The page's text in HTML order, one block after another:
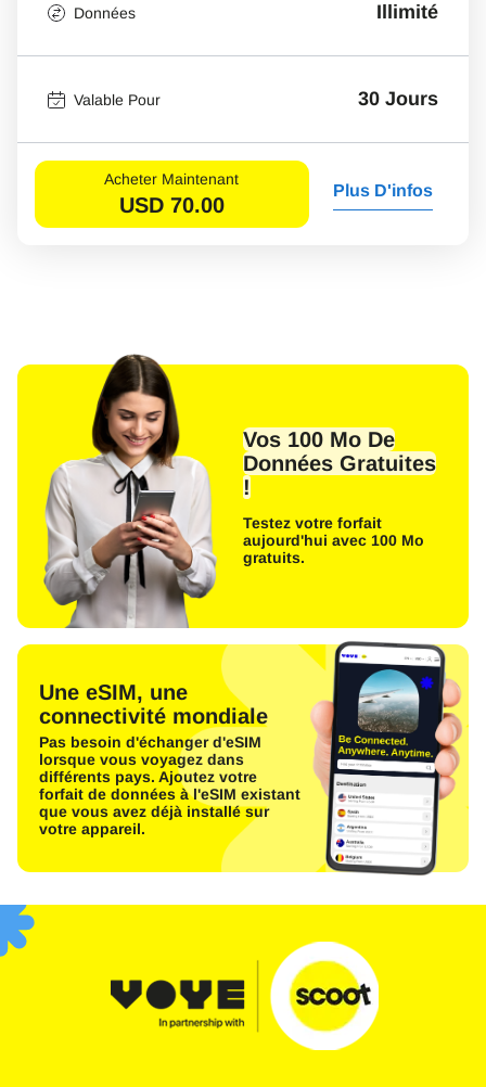
Données Illimité
Valable Pour 30 Jours
Acheter Maintenant
USD 70.00
Plus D'infos
Vos 100 Mo De
Données Gratuites
!
Testez votre forfait
aujourd'hui avec 100 Mo
gratuits.
Une eSIM, une
connectivité mondiale
Pas besoin d'échanger d'eSIM
lorsque vous voyagez dans
différents pays. Ajoutez votre
forfait de données à l'eSIM existant
que vous avez déjà installé sur
votre appareil.